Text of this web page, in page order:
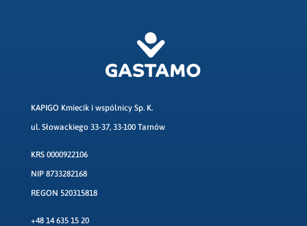
KAPIGO Kmiecik i wspólnicy Sp. K.
ul. Słowackiego 33-37, 33-100 Tarnów
KRS 0000922106
NIP 8733282168
REGON 520315818
+48 14 635 15 20